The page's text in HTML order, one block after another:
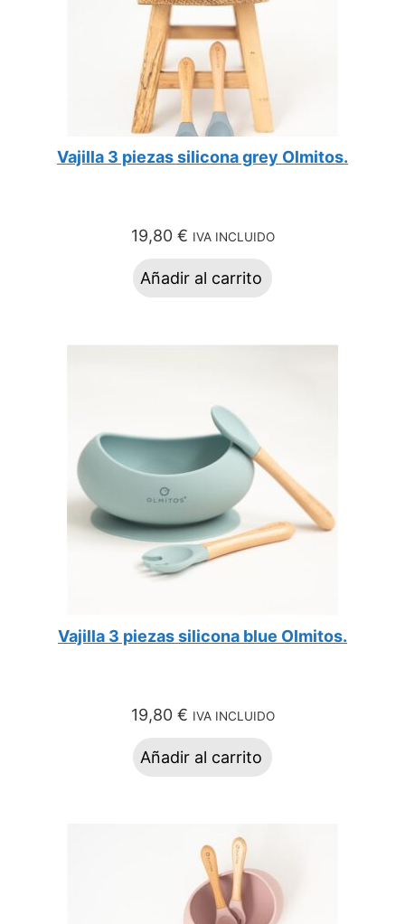
Vajilla 3 piezas silicona grey Olmitos.
19,80 € IVA INCLUIDO
Añadir al carrito
Vajilla 3 piezas silicona blue Olmitos.
19,80 € IVA INCLUIDO
Añadir al carrito